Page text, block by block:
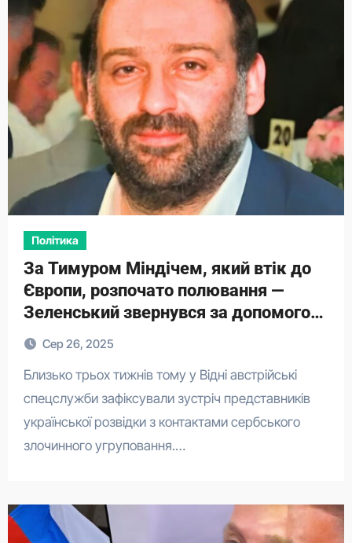
Політика
За Тимуром Міндічем, який втік до
Європи, розпочато полювання —
Зеленський звернувся за допомогою
до Буданова
Сер 26, 2025
Близько трьох тижнів тому у Відні австрійські
спецслужби зафіксували зустріч представників
української розвідки з контактами сербського
злочинного угруповання.…